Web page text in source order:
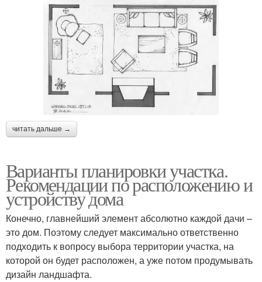
читать дальше →
Варианты планировки участка.
Рекомендации по расположению и
устройству дома
Конечно, главнейший элемент абсолютно каждой дачи –
это дом. Поэтому следует максимально ответственно
подходить к вопросу выбора территории участка, на
которой он будет расположен, а уже потом продумывать
дизайн ландшафта.